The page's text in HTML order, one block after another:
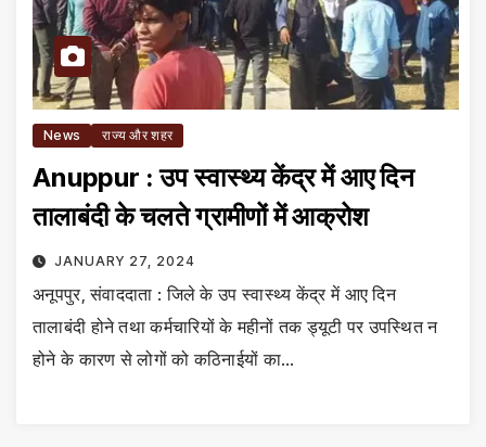
News राज्य और शहर
Anuppur : उप स्वास्थ्य केंद्र में आए दिन
तालाबंदी के चलते ग्रामीणों में आक्रोश
JANUARY 27, 2024
अनूपपुर, संवाददाता : जिले के उप स्वास्थ्य केंद्र में आए दिन
तालाबंदी होने तथा कर्मचारियों के महीनों तक ड्यूटी पर उपस्थित न
होने के कारण से लोगों को कठिनाईयों का…